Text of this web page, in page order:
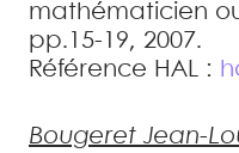
mathématicien
pp.15-19, 2007.
Référence HAL :
Bougeret Jean-